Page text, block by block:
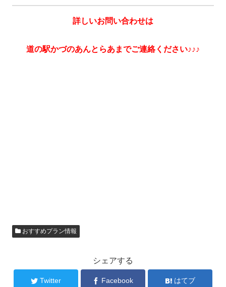
詳しいお問い合わせは
道の駅かづのあんとらあまでご連絡ください♪♪♪
おすすめプラン情報
シェアする
Twitter Facebook はてブ